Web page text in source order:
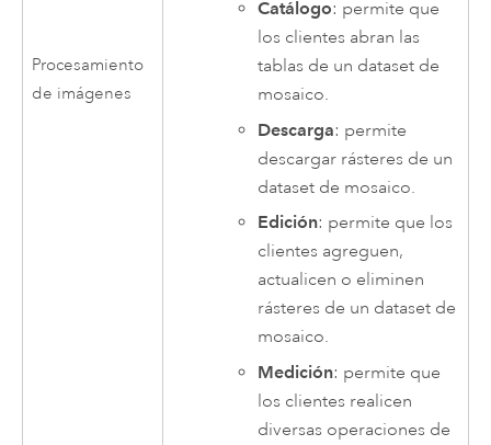
Procesamiento
de imágenes
Catálogo: permite que
los clientes abran las
tablas de un dataset de
mosaico.
Descarga: permite
descargar rásteres de un
dataset de mosaico.
Edición: permite que los
clientes agreguen,
actualicen o eliminen
rásteres de un dataset de
mosaico.
Medición: permite que
los clientes realicen
diversas operaciones de